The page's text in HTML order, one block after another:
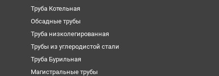
Труба Котельная
Обсадные трубы
Труба низколегированная
Трубы из углеродистой стали
Труба Бурильная
Магистральные трубы